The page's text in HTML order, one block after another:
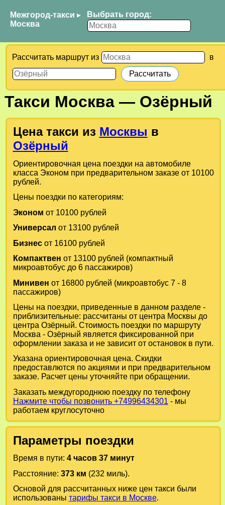
Межгород-такси ▸
Москва
Выбрать город:
Рассчитать маршрут из в
Такси Москва— Озёрный
Цена такси из Москвы в
Озёрный
Ориентировочная цена поездки на автомобиле
класса Эконом при предварительном заказе от 10100
рублей.
Цены поездки по категориям:
Эконом от 10100 рублей
Универсал от 13100 рублей
Бизнесот 16100 рублей
Компактвен от 13100 рублей (компактный
микроавтобус до 6 пассажиров)
Минивен от 16800 рублей (микроавтобус 7 - 8
пассажиров)
Цены на поездки, приведенные в данном разделе -
приблизительные: рассчитаны от центра Москвы до
центра Озёрный. Стоимость поездки по маршруту
Москва - Озёрный является фиксированной при
оформлении заказа и не зависит от остановок в пути.
Указана ориентировочная цена. Скидки
предоставлются по акциями и при предварительном
заказе. Расчет цены уточняйте при обращении.
Заказать междугороднюю поездку по телефону
Нажмите чтобы позвонить +74996434301 - мы
работаем круглосуточно
Параметры поездки
Время в пути: 4 часов 37 минут
Расстояние: 373 км (232 миль).
Основой для рассчитанных ниже цен такси были
использованы тарифы такси в Москве.